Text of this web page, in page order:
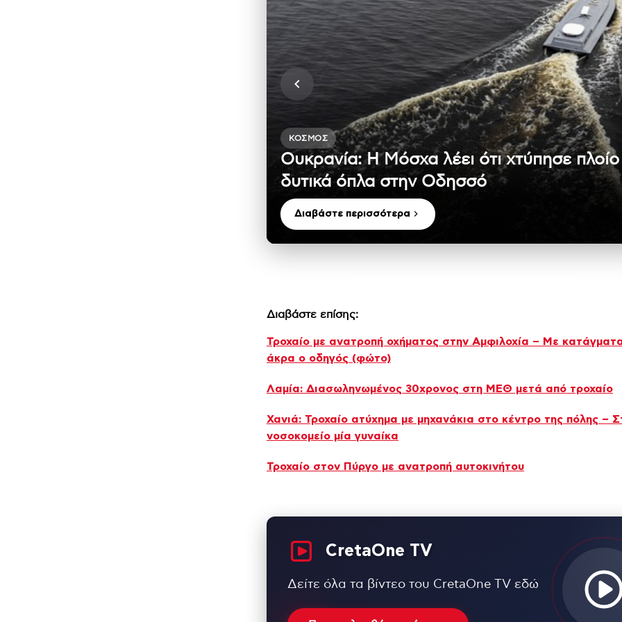
ΚΌΣΜΟΣ
Ουκρανία: Η Μόσχα λέει ότι χτύπησε
δυτικά όπλα στην Οδησσό
Διαβάστε περισσότερα
Διαβάστε επίσης:
Τροχαίο με ανατροπή οχήματος στην Αμφιλοχία – Με
άκρα ο οδηγός (φώτο)
Λαμία: Διασωληνωμένος 30χρονος στη ΜΕΘ μετά από τροχαίο
Χανιά: Τροχαίο ατύχημα με μηχανάκια στο κέντρο της πόλης –
νοσοκομείο μία γυναίκα
Τροχαίο στον Πύργο με ανατροπή αυτοκινήτου
CretaOne TV
Δείτε όλα τα βίντεο του CretaOne TV εδώ